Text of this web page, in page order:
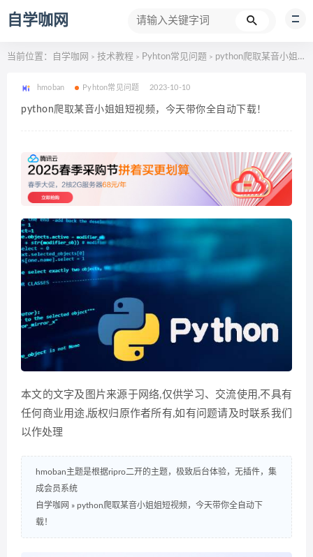
自学咖网
当前位置： 自学咖网 > 技术教程 > Pyhton常见问题 > python爬取某音小姐姐短视频，今天带你全自动下载！
hmoban Pyhton常见问题 2023-10-10
python爬取某音小姐姐短视频，今天带你全自动下载！
本文的文字及图片来源于网络,仅供学习、交流使用,不具有
任何商业用途,版权归原作者所有,如有问题请及时联系我们
以作处理
hmoban主题是根据ripro二开的主题，极致后台体验，无插件，集
成会员系统
自学咖网 » python爬取某音小姐姐短视频，今天带你全自动下
载！